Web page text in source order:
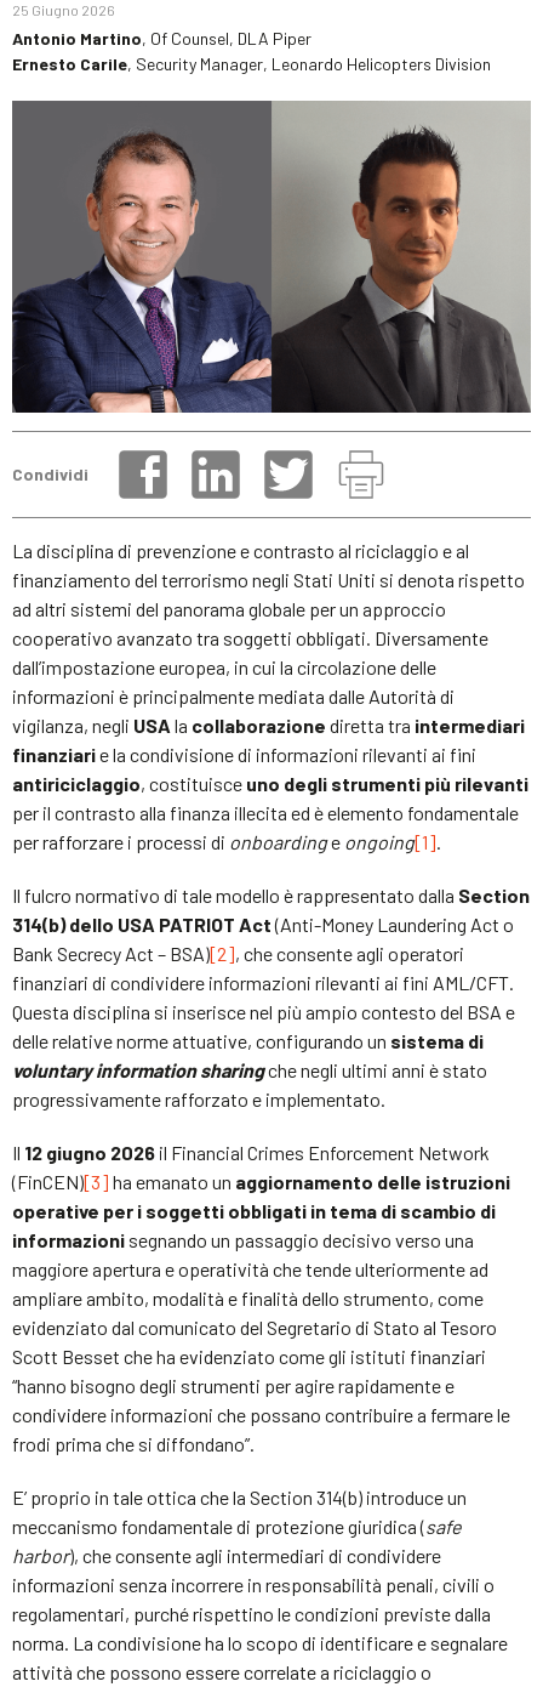
25 Giugno 2026
Antonio Martino, Of Counsel, DLA Piper
Ernesto Carile, Security Manager, Leonardo Helicopters Division
Condividi
La disciplina di prevenzione e contrasto al riciclaggio e al
finanziamento del terrorismo negli Stati Uniti si denota rispetto
ad altri sistemi del panorama globale per un approccio
cooperativo avanzato tra soggetti obbligati. Diversamente
dall’impostazione europea, in cui la circolazione delle
informazioni è principalmente mediata dalle Autorità di
vigilanza, negli USA la collaborazione diretta tra intermediari
finanziarie la condivisione di informazioni rilevanti ai fini
antiriciclaggio, costituisce uno degli strumenti più rilevanti
per il contrasto alla finanza illecita ed è elemento fondamentale
per rafforzare i processi di onboardinge ongoing[1].
Il fulcro normativo di tale modello è rappresentato dalla Section
314(b) dello USA PATRIOT Act(Anti-Money Laundering Act o
Bank Secrecy Act – BSA)[2], che consente agli operatori
finanziari di condividere informazioni rilevanti ai fini AML/CFT.
Questa disciplina si inserisce nel più ampio contesto del BSA e
delle relative norme attuative, configurando un sistema di
voluntary information sharingche negli ultimi anni è stato
progressivamente rafforzato e implementato.
Il 12 giugno 2026 il Financial Crimes Enforcement Network
(FinCEN)[3] ha emanato un aggiornamento delle istruzioni
operative per i soggetti obbligati in tema di scambio di
informazioni segnando un passaggio decisivo verso una
maggiore apertura e operatività che tende ulteriormente ad
ampliare ambito, modalità e finalità dello strumento, come
evidenziato dal comunicato del Segretario di Stato al Tesoro
Scott Besset che ha evidenziato come gli istituti finanziari
“hanno bisogno degli strumenti per agire rapidamente e
condividere informazioni che possano contribuire a fermare le
frodi prima che si diffondano”.
E’ proprio in tale ottica che la Section 314(b) introduce un
meccanismo fondamentale di protezione giuridica (safe
harbor), che consente agli intermediari di condividere
informazioni senza incorrere in responsabilità penali, civili o
regolamentari, purché rispettino le condizioni previste dalla
norma. La condivisione ha lo scopo di identificare e segnalare
attività che possono essere correlate a riciclaggio o